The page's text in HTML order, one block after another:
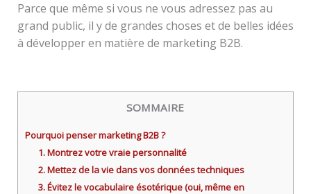
Parce que même si vous ne vous adressez pas au
grand public, il y de grandes choses et de belles idées
à développer en matière de marketing B2B.
SOMMAIRE
Pourquoi penser marketing B2B ?
1. Montrez votre vraie personnalité
2. Mettez de la vie dans vos données techniques
3. Évitez le vocabulaire ésotérique (oui, même en